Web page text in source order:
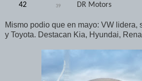
42
39 DR Motors
Mismo podio que en mayo: VW lidera,
y Toyota. Destacan Kia, Hyundai,